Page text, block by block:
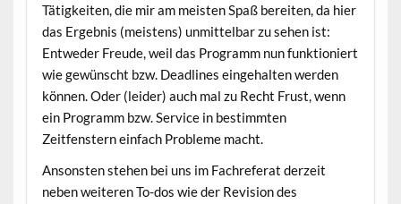
Tätigkeiten, die mir am meisten Spaß bereiten, da hier
das Ergebnis (meistens) unmittelbar zu sehen ist:
Entweder Freude, weil das Programm nun funktioniert
wie gewünscht bzw. Deadlines eingehalten werden
können. Oder (leider) auch mal zu Recht Frust, wenn
ein Programm bzw. Service in bestimmten
Zeitfenstern einfach Probleme macht.
Ansonsten stehen bei uns im Fachreferat derzeit
neben weiteren To-dos wie der Revision des